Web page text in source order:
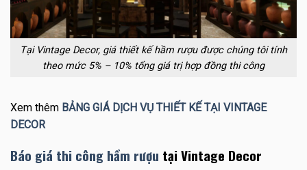
Tại Vintage Decor, giá thiết kế hầm rượu được chúng tôi tính
theo mức 5% – 10% tổng giá trị hợp đồng thi công
Xem thêm BẢNG GIÁ DỊCH VỤ THIẾT KẾ TẠI VINTAGE
DECOR
Báo giá thi công hầm rượu tại Vintage Decor